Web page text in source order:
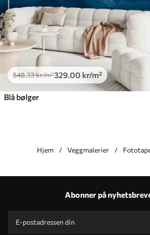
548.33kr/m²329.00 kr/m²
Blå bølger
Hjem Veggmalerier
Produksjon i henhold til individuelle størrelser
Kampanjekoder med rabatter for å bestille!
Abonner på